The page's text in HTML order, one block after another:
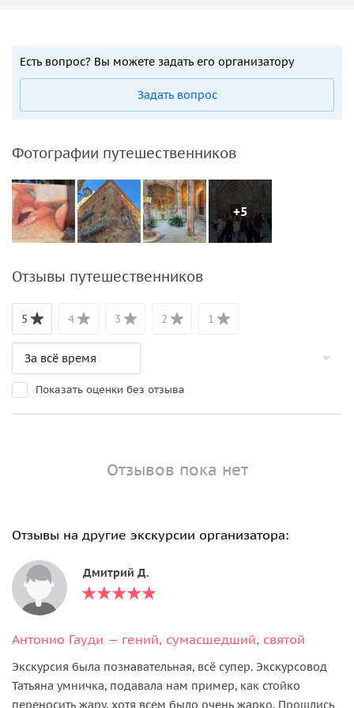
Есть вопрос? Вы можете задать его организатору
Задать вопрос
Фотографии путешественников
+5
Отзывы путешественников
5 4 3 2 1
Показать оценки без отзыва
Отзывов пока нет
Отзывы на другие экскурсии организатора:
Дмитрий Д.
Антонио Гауди — гений, сумасшедший, святой
Экскурсия была познавательная, всё супер. Экскурсовод
Татьяна умничка, подавала нам пример, как стойко
переносить жару, хотя всем было очень жарко. Прошлись